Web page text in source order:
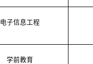
电子信息工程
学前教育